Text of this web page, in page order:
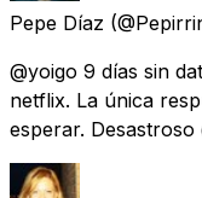
Pepe Díaz
@yoigo 9 días sin
netflix. La única
esperar. Desastroso